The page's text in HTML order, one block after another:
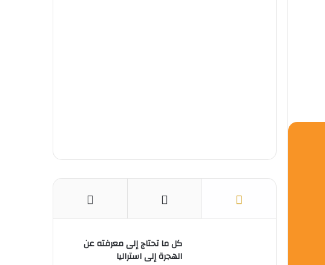
كل ما تحتاج إلى معرفته عن
الهجرة إلى استراليا